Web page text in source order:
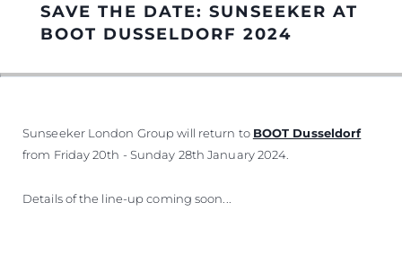
HERANÇA
SAVE THE DATE: SUNSEEKER AT
BOOT DUSSELDORF 2024
Sunseeker London Group will return to BOOT Dusseldorf
from Friday 20th - Sunday 28th January 2024.
Details of the line-up coming soon...